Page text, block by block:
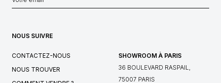
NOUS SUIVRE
CONTACTEZ-NOUS
NOUS TROUVER
SHOWROOM À PARIS
36 BOULEVARD RASPAIL,
75007 PARIS